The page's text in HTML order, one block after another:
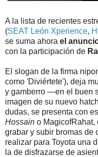
A la lista de recientes
(SEAT León Xperience,
se suma ahora el
con la participación de
El slogan de la firma
como 'Diviértete'), deja
y gamberro —en el buen
imagen de su nuevo
dudas, se presenta con
Hossain o MagicofRahat,
grabar y subir bromas de
realizar para Toyota una
la de disfrazarse de